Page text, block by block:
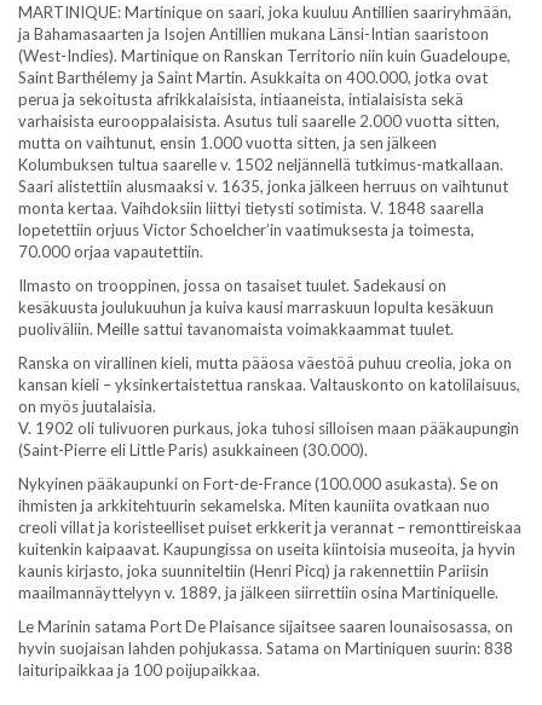
MARTINIQUE: Martinique on saari, joka kuuluu Antillien saariryhmään,
ja Bahamasaarten ja Isojen Antillien mukana Länsi-Intian saaristoon
(West-Indies). Martinique on Ranskan Territorio niin kuin Guadeloupe,
Saint Barthélemy ja Saint Martin. Asukkaita on 400.000, jotka ovat
perua ja sekoitusta afrikkalaisista, intiaaneista, intialaisista sekä
varhaisista eurooppalaisista. Asutus tuli saarelle 2.000 vuotta sitten,
mutta on vaihtunut, ensin 1.000 vuotta sitten, ja sen jälkeen
Kolumbuksen tultua saarelle v. 1502 neljännellä tutkimus-matkallaan.
Saari alistettiin alusmaaksi v. 1635, jonka jälkeen herruus on vaihtunut
monta kertaa. Vaihdoksiin liittyi tietysti sotimista. V. 1848 saarella
lopetettiin orjuus Victor Schoelcher’in vaatimuksesta ja toimesta,
70.000 orjaa vapautettiin.
Ilmasto on trooppinen, jossa on tasaiset tuulet. Sadekausi on
kesäkuusta joulukuuhun ja kuiva kausi marraskuun lopulta kesäkuun
puoliväliin. Meille sattui tavanomaista voimakkaammat tuulet.
Ranska on virallinen kieli, mutta pääosa väestöä puhuu creolia, joka on
kansan kieli – yksinkertaistettua ranskaa. Valtauskonto on katolilaisuus,
on myös juutalaisia.
V. 1902 oli tulivuoren purkaus, joka tuhosi silloisen maan pääkaupungin
(Saint-Pierre eli Little Paris) asukkaineen (30.000).
Nykyinen pääkaupunki on Fort-de-France (100.000 asukasta). Se on
ihmisten ja arkkitehtuurin sekamelska. Miten kauniita ovatkaan nuo
creoli villat ja koristeelliset puiset erkkerit ja verannat – remonttireiskaa
kuitenkin kaipaavat. Kaupungissa on useita kiintoisia museoita, ja hyvin
kaunis kirjasto, joka suunniteltiin (Henri Picq) ja rakennettiin Pariisin
maailmannäyttelyyn v. 1889, ja jälkeen siirrettiin osina Martiniquelle.
Le Marinin satama Port De Plaisance sijaitsee saaren lounaisosassa, on
hyvin suojaisan lahden pohjukassa. Satama on Martiniquen suurin: 838
laituripaikkaa ja 100 poijupaikkaa.